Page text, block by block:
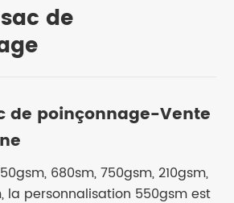
de
de poinçonnage-Vente
680sm, 750gsm, 210gsm,
la personnalisation 550gsm est